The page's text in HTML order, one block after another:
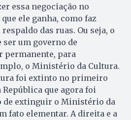
essa negociação no
ele ganha, como faz
das ruas. Ou seja, o
ser um governo de
permanente, para
o Ministério da Cultura.
foi extinto no primeiro
que agora foi
de extinguir o Ministério da
fato elementar. A direita e a